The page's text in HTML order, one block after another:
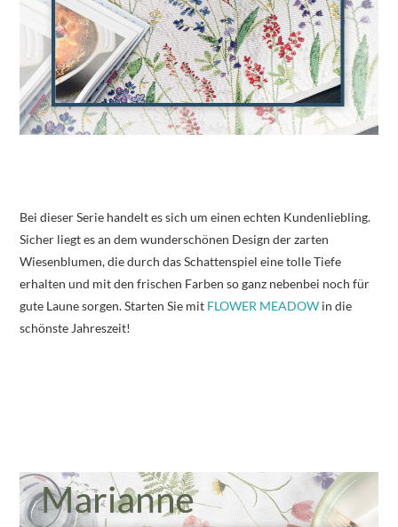
Bei dieser Serie handelt es sich um einen echten Kundenliebling.
Sicher liegt es an dem wunderschönen Design der zarten
Wiesenblumen, die durch das Schattenspiel eine tolle Tiefe
erhalten und mit den frischen Farben so ganz nebenbei noch für
gute Laune sorgen. Starten Sie mit FLOWER MEADOW in die
schönste Jahreszeit!